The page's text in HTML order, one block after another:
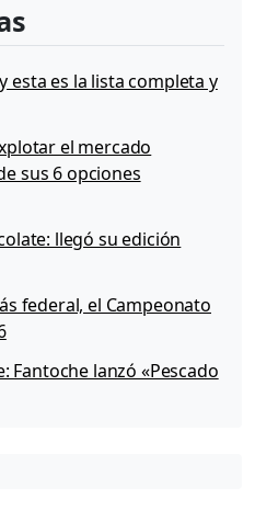
esta es la lista completa y
el mercado
sus 6 opciones
llegó su edición
federal, el Campeonato
Fantoche lanzó «Pescado